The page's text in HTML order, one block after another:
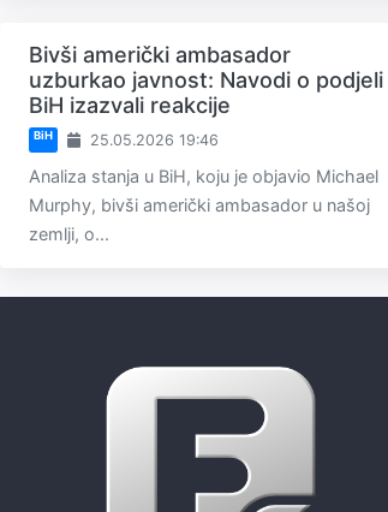
Bivši američki ambasador
uzburkao javnost: Navodi o podjeli
BiH izazvali reakcije
BiH 25.05.2026 19:46
Analiza stanja u BiH, koju je objavio Michael
Murphy, bivši američki ambasador u našoj
zemlji, o...